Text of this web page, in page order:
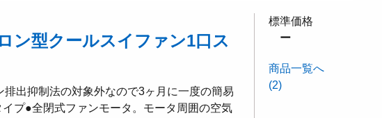
ン型クールスイファン1口ス
出抑制法の対象外なので3ヶ月に一度の簡易
プ●全閉式ファンモータ。モータ周囲の空気
標準価格
ー
商品一覧へ
(2)